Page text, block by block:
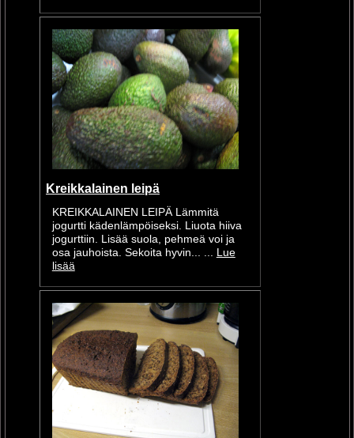
Kreikkalainen leipä
KREIKKALAINEN LEIPÄ Lämmitä
jogurtti kädenlämpöiseksi. Liuota hiiva
jogurttiin. Lisää suola, pehmeä voi ja
osa jauhoista. Sekoita hyvin... ... Lue
lisää